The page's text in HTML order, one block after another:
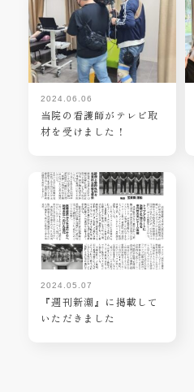
2024.06.06
当院の看護師がテレビ取
材を受けました！
2024.05.07
『週刊新潮』に掲載して
いただきました